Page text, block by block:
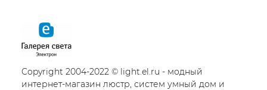
Copyright 2004-2022 © light.el.ru - модный
интернет-магазин люстр, систем умный дом и